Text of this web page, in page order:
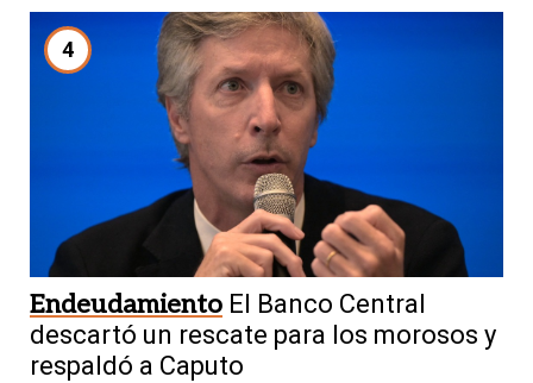
4
Endeudamiento El Banco Central
descartó un rescate para los morosos y
respaldó a Caputo